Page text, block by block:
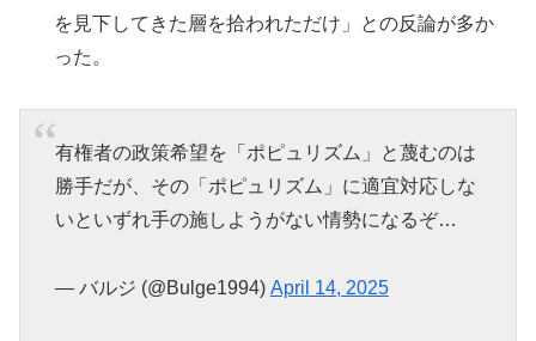
を見下してきた層を拾われただけ」との反論が多か
った。
有権者の政策希望を「ポピュリズム」と蔑むのは
勝手だが、その「ポピュリズム」に適宜対応しな
いといずれ手の施しようがない情勢になるぞ…
— バルジ (@Bulge1994) April 14, 2025